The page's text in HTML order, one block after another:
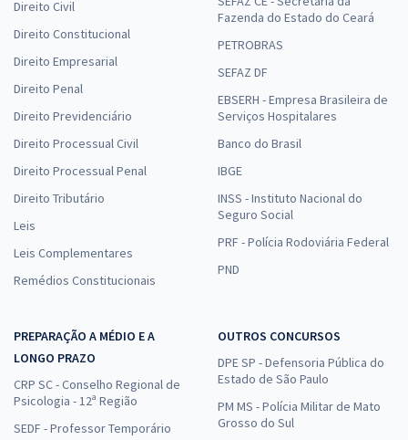
Direito Civil
Direito Constitucional
Direito Empresarial
Direito Penal
Direito Previdenciário
Direito Processual Civil
Direito Processual Penal
Direito Tributário
Leis
Leis Complementares
Remédios Constitucionais
Fazenda do Estado do Ceará
PETROBRAS
SEFAZ DF
EBSERH - Empresa Brasileira de
Serviços Hospitalares
Banco do Brasil
IBGE
INSS - Instituto Nacional do
Seguro Social
PRF - Polícia Rodoviária Federal
PND
PREPARAÇÃO A MÉDIO E A
LONGO PRAZO
CRP SC - Conselho Regional de
Psicologia - 12ª Região
SEDF - Professor Temporário
OUTROS CONCURSOS
DPE SP - Defensoria Pública do
Estado de São Paulo
PM MS - Polícia Militar de Mato
Grosso do Sul